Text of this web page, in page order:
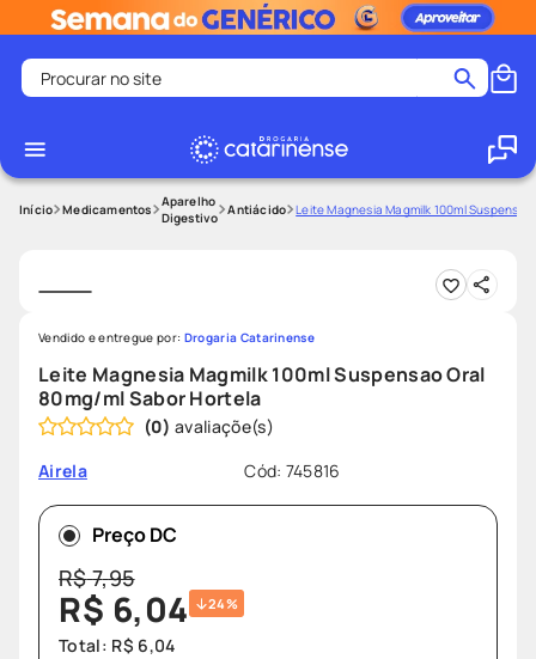
Procurar no site
1
2 º
medley
7º
protetor solar
8º
desodorante
9º
fralda pampers
10º teste gravidez
Medicamentos
Aparelho
Digestivo
Antiácido Leite Magnesia Magmilk 100ml
Leite Magnesia Magmilk 100ml Suspensao Oral
80mg/ml Sabor Hortela
(0)
Airela
Cód: 745816
Vendido e entregue por: Drogaria Catarinense
Preço DC
R$7,95
R$ 6,04 24%
Total: R$ 6,04